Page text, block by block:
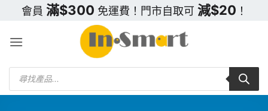
content
會員 滿$300 免運費！門市自取可 減$20 ！
Products
search